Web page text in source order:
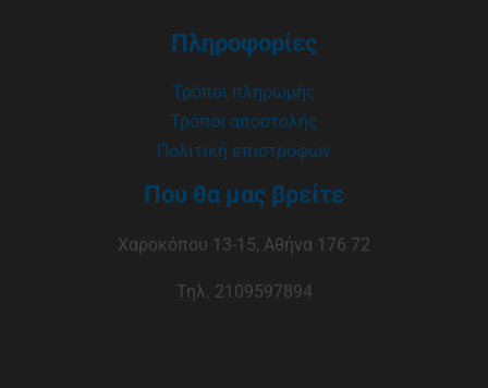
Πληροφορίες
Τρόποι πληρωμής
Τρόποι αποστολής
Πολιτική επιστροφών
Που θα μας βρείτε
Χαροκόπου 13-15, Αθήνα 176 72
Τηλ. 2109597894